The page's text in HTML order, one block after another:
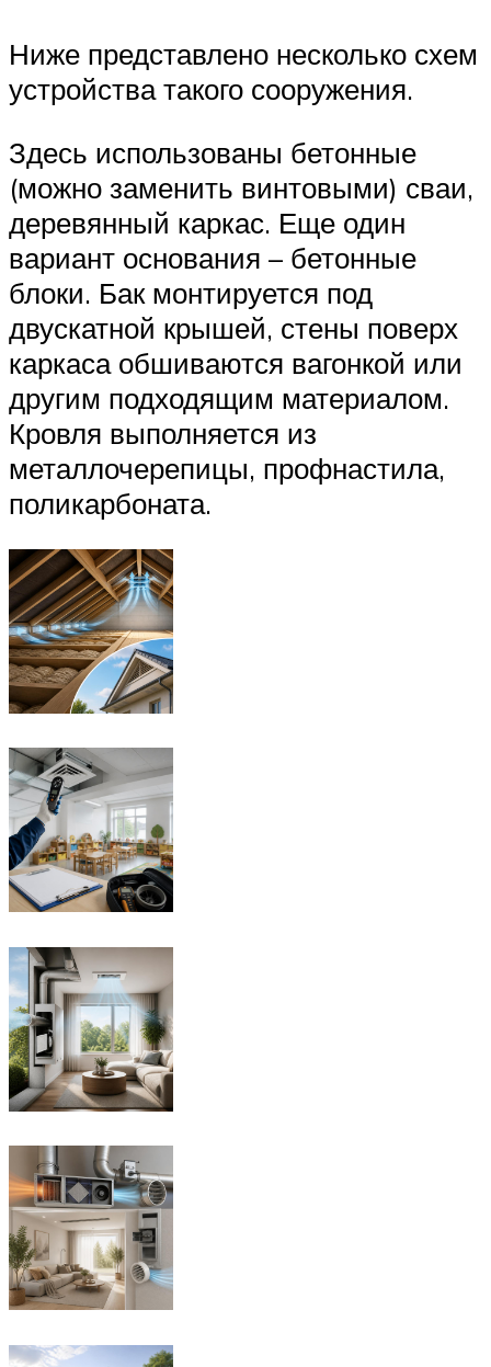
Ниже представлено несколько схем
устройства такого сооружения.
Здесь использованы бетонные
(можно заменить винтовыми) сваи,
деревянный каркас. Еще один
вариант основания – бетонные
блоки. Бак монтируется под
двускатной крышей, стены поверх
каркаса обшиваются вагонкой или
другим подходящим материалом.
Кровля выполняется из
металлочерепицы, профнастила,
поликарбоната.